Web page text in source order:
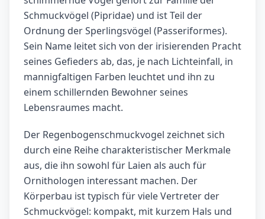
Schmuckvögel (Pipridae) und ist Teil der
Ordnung der Sperlingsvögel (Passeriformes).
Sein Name leitet sich von der irisierenden Pracht
seines Gefieders ab, das, je nach Lichteinfall, in
mannigfaltigen Farben leuchtet und ihn zu
einem schillernden Bewohner seines
Lebensraumes macht.
Der Regenbogenschmuckvogel zeichnet sich
durch eine Reihe charakteristischer Merkmale
aus, die ihn sowohl für Laien als auch für
Ornithologen interessant machen. Der
Körperbau ist typisch für viele Vertreter der
Schmuckvögel: kompakt, mit kurzem Hals und